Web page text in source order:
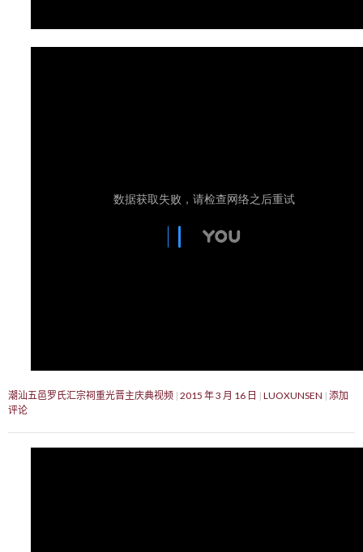
潮汕五邑罗氏汇宗祠重光晋主庆典视频 2015 年 3 月 16 日 LUOXUNSEN 添加
评论